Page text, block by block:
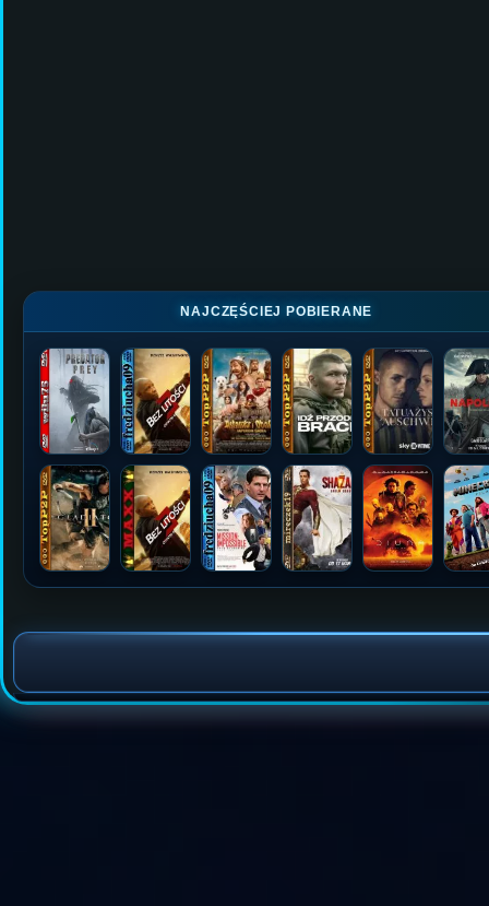
NAJCZĘŚCIEJ POBIERANE